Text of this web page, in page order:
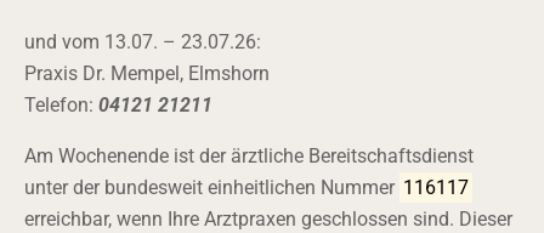
und vom 13.07. – 23.07.26:
Praxis Dr. Mempel, Elmshorn
Telefon: 04121 21211
Am Wochenende ist der ärztliche Bereitschaftsdienst
unter der bundesweit einheitlichen Nummer 116117
erreichbar, wenn Ihre Arztpraxen geschlossen sind. Dieser